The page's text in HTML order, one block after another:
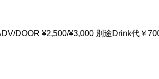
DOOR ¥2,500/¥3,000 別途Drink代￥